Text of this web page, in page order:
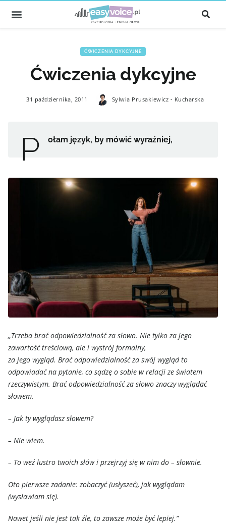
ĆWICZENIA DYKCYJNE
Ćwiczenia dykcyjne
31 października, 2011 Sylwia Prusakiewicz - Kucharska
P ołam język, by mówić wyraźniej,
„Trzeba brać odpowiedzialność za słowo. Nie tylko za jego
zawartość treściową, ale i wystrój formalny,
za jego wygląd. Brać odpowiedzialność za swój wygląd to
odpowiadać na pytanie, co sądzę o sobie w relacji ze światem
rzeczywistym. Brać odpowiedzialność za słowo znaczy wyglądać
słowem.
– Jak ty wyglądasz słowem?
– Nie wiem.
– To weź lustro twoich słów i przejrzyj się w nim do – słownie.
Oto pierwsze zadanie: zobaczyć (usłyszeć), jak wyglądam
(wysławiam się).
Nawet jeśli nie jest tak źle, to zawsze może być lepiej.”